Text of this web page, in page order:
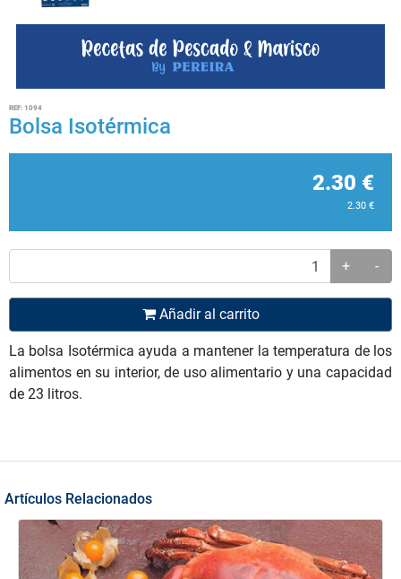
REF: 1094
Bolsa Isotérmica
2.30 €
2.30 €
+ -
Añadir al carrito
La bolsa Isotérmica ayuda a mantener la temperatura de los
alimentos en su interior, de uso alimentario y una capacidad
de 23 litros.
Artículos Relacionados